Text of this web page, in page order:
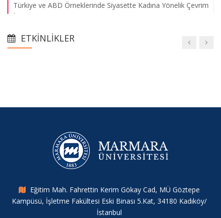
Türkiye ve ABD Örneklerinde Siyasette Kadına Yönelik Çevrim
İçi Şiddet
Yüzyıllık Süreçte Türkiye’nin Göç Politikaları ve Belediyelerin
IHSA Konferansı 2025
Merkez Araştırmacımızdan Yeni Bir Çalışma
ETKINLIKLER
Eğitim Mah. Fahrettin Kerim Gökay Cad, MÜ Göztepe
Kampüsü, İşletme Fakültesi Eski Binası 5.Kat, 34180 Kadıköy/
İstanbul